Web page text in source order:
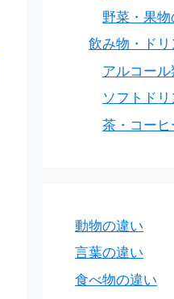
野菜・果
飲み物・ド
アルコー
ソフトド
茶・コー
動物の違い
言葉の違い
食べ物の違い